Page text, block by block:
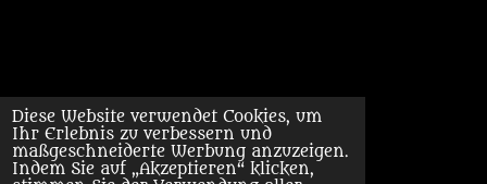
Diese Website verwendet Cookies, um
Ihr Erlebnis zu verbessern und
maßgeschneiderte Werbung anzuzeigen.
Indem Sie auf „Akzeptieren“ klicken,